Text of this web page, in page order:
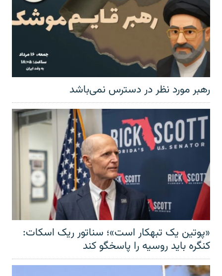
رهبر مورد نظر در دسترس نمی‌باشد
«پوتین یک تبهکار است»؛ سناتور ریک اسکات:
کنگره باید روسیه را پاسخگو کند